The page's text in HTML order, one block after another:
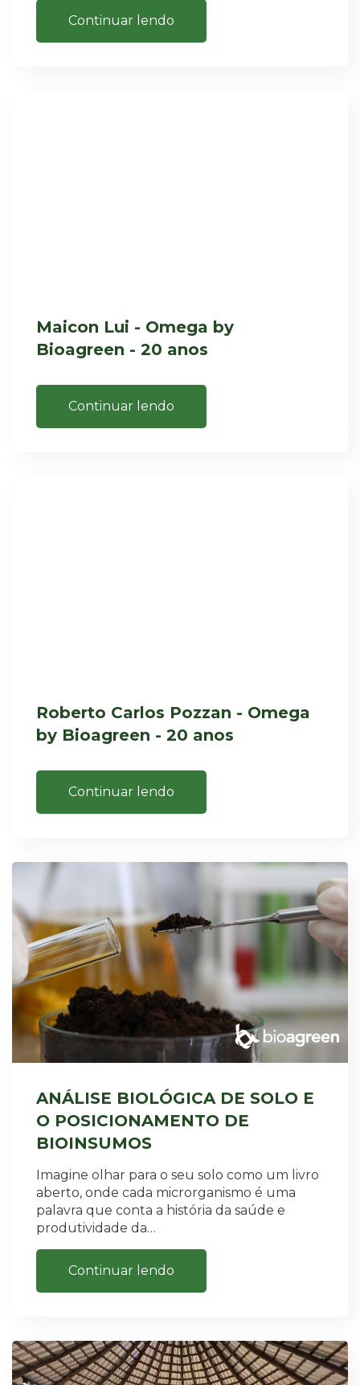
Continuar lendo
Maicon Lui - Omega by
Bioagreen - 20 anos
Continuar lendo
Roberto Carlos Pozzan - Omega
by Bioagreen - 20 anos
Continuar lendo
ANÁLISE BIOLÓGICA DE SOLO E
O POSICIONAMENTO DE
BIOINSUMOS
Imagine olhar para o seu solo como um livro
aberto, onde cada microrganismo é uma
palavra que conta a história da saúde e
produtividade da…
Continuar lendo